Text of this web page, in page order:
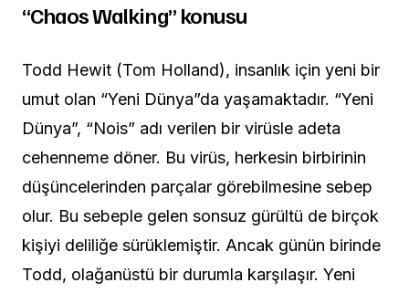
“Chaos Walking” konusu
Todd Hewit (Tom Holland), insanlık için yeni bir
umut olan “Yeni Dünya”da yaşamaktadır. “Yeni
Dünya”, “Nois” adı verilen bir virüsle adeta
cehenneme döner. Bu virüs, herkesin birbirinin
düşüncelerinden parçalar görebilmesine sebep
olur. Bu sebeple gelen sonsuz gürültü de birçok
kişiyi deliliğe sürüklemiştir. Ancak günün birinde
Todd, olağanüstü bir durumla karşılaşır. Yeni